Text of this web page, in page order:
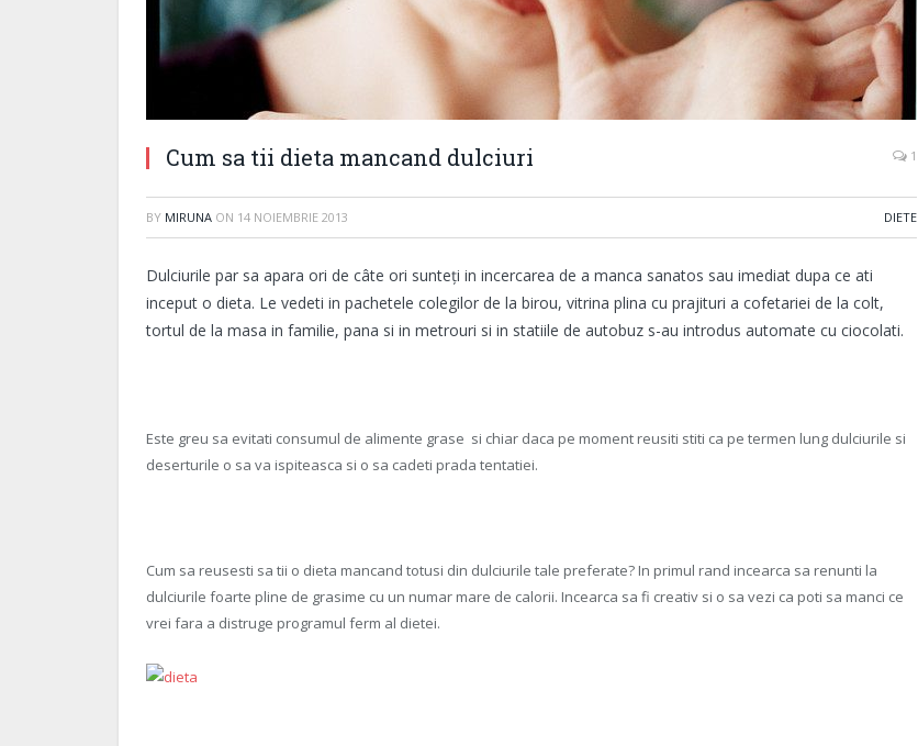
Cum sa tii dieta mancand dulciuri 1
BY MIRUNA ON 14 NOIEMBRIE 2013 DIETE
Dulciurile par sa apara ori de câte ori sunteți in incercarea de a manca sanatos sau imediat dupa ce ati
inceput o dieta. Le vedeti in pachetele colegilor de la birou, vitrina plina cu prajituri a cofetariei de la colt,
tortul de la masa in familie, pana si in metrouri si in statiile de autobuz s-au introdus automate cu ciocolati.
Este greu sa evitati consumul de alimente grase si chiar daca pe moment reusiti stiti ca pe termen lung dulciurile si
deserturile o sa va ispiteasca si o sa cadeti prada tentatiei.
Cum sa reusesti sa tii o dieta mancand totusi din dulciurile tale preferate? In primul rand incearca sa renunti la
dulciurile foarte pline de grasime cu un numar mare de calorii. Incearca sa fi creativ si o sa vezi ca poti sa manci ce
vrei fara a distruge programul ferm al dietei.